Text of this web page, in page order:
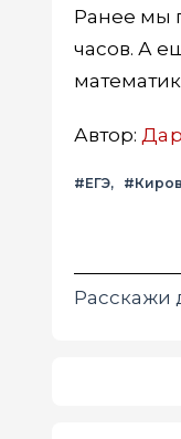
Ранее мы
часов. А
Автор:
#ЕГЭ
Расскажи